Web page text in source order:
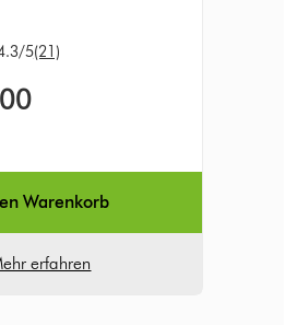
21 Bewertungen
/5(21)
Warenkorb
erfahren